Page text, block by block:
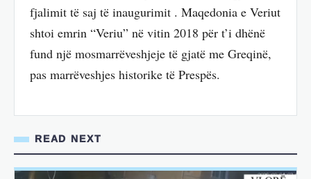
fjalimit të saj të inaugurimit . Maqedonia e Veriut
shtoi emrin “Veriu” në vitin 2018 për t’i dhënë
fund një mosmarrëveshjeje të gjatë me Greqinë,
pas marrëveshjes historike të Prespës.
READ NEXT